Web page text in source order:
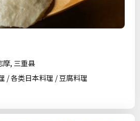
摩, 三重县
/ 各类日本料理 / 豆腐料理